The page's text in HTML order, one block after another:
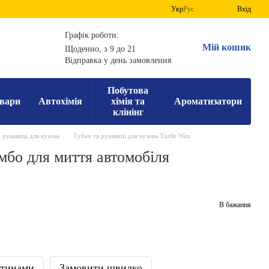
УкрРус Вхід
Графік роботи:
Щоденно, з 9 до 21
Відправка у день замовлення
Мій кошик
Автохімія
Побутова
хімія та
клінінг
Ароматизатори
рукавиці для кузова Губки та рукавиці для кузова Turtle Wax
для миття автомобіля
В бажання